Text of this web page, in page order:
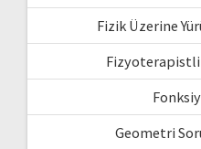
Fizik Üzerine
Geometri